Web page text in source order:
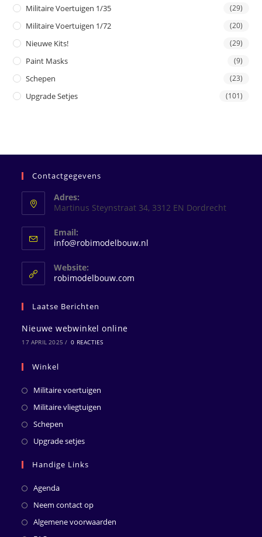
Militaire Voertuigen 1/35 (29)
Militaire Voertuigen 1/72 (20)
Nieuwe Kits! (29)
Paint Masks (9)
Schepen (23)
Upgrade Setjes (101)
Contactgegevens
Adres:
Martinus Steynstraat 34, 3312 EN Dordrecht
Email:
info@robimodelbouw.nl
Website:
robimodelbouw.com
Laatse Berichten
Nieuwe webwinkel online
17 APRIL 2025 / 0 REACTIES
Winkel
Militaire voertuigen
Militaire vliegtuigen
Schepen
Upgrade setjes
Handige Links
Agenda
Neem contact op
Algemene voorwaarden